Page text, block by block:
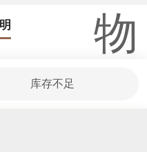
宁夏、西藏、武汉
库存不足